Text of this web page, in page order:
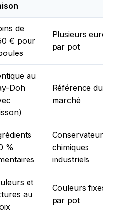
de
€ pour
Plusieurs euros
par pot
au
Doh
Référence du
marché
%
Conservateurs
chimiques
industriels
et
au
Couleurs fixes
par pot